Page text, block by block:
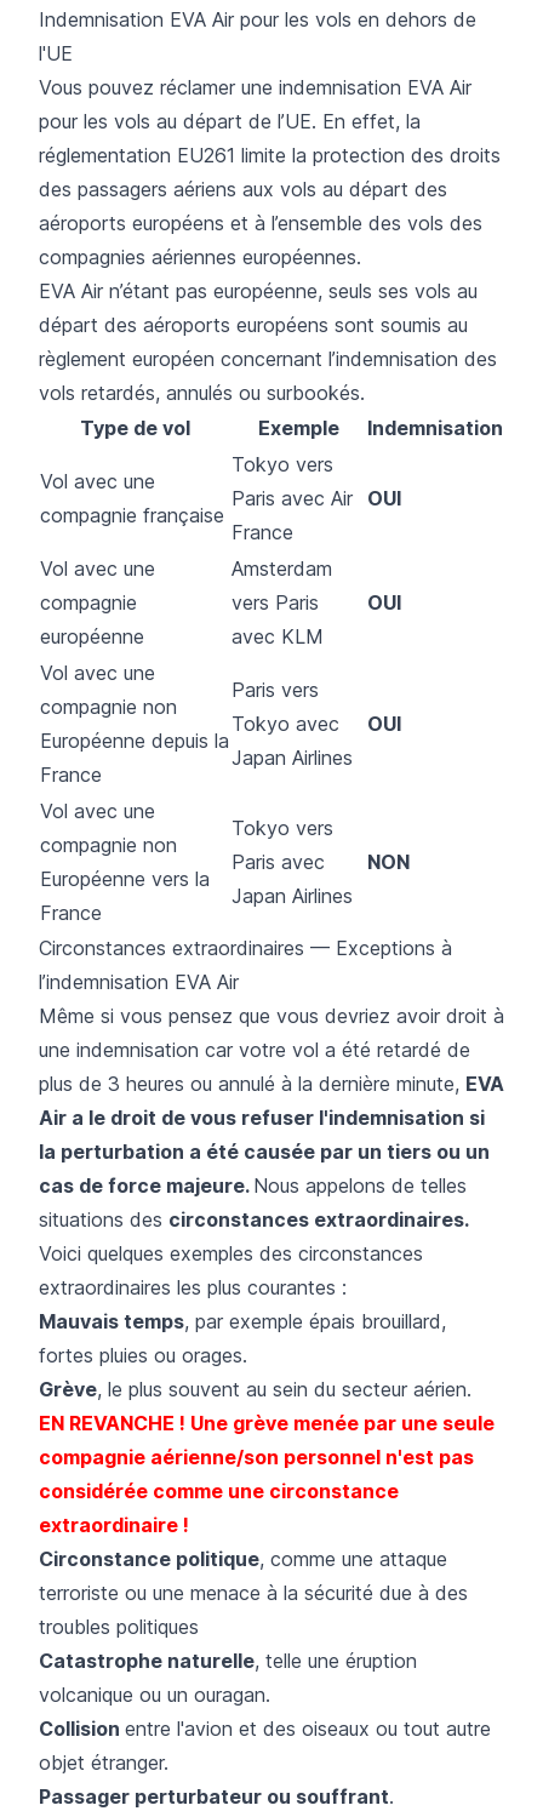
Indemnisation EVA Air pour les vols en dehors de
l'UE
Vous pouvez réclamer une indemnisation EVA Air
pour les vols au départ de l’UE. En effet, la
réglementation EU261 limite la protection des droits
des passagers aériens aux vols au départ des
aéroports européens et à l’ensemble des vols des
compagnies aériennes européennes.
EVA Air n’étant pas européenne, seuls ses vols au
départ des aéroports européens sont soumis au
règlement européen concernant l’indemnisation des
vols retardés, annulés ou surbookés.
Type de vol
Exemple Indemnisation
Vol avec une
compagnie française
Tokyo vers
Paris avec Air
France
OUI
Vol avec une
compagnie
européenne
Amsterdam
vers Paris
avec KLM
OUI
Vol avec une
compagnie non
Européenne depuis la
France
Paris vers
Tokyo avec
Japan Airlines
OUI
Vol avec une
compagnie non
Européenne vers la
France
Tokyo vers
Paris avec
Japan Airlines
NON
Circonstances extraordinaires — Exceptions à
l’indemnisation EVA Air
Même si vous pensez que vous devriez avoir droit à
une indemnisation car votre vol a été retardé de
plus de 3 heures ou annulé à la dernière minute, EVA
Air a le droit de vous refuser l'indemnisation si
la perturbation a été causée par un tiers ou un
cas de force majeure. Nous appelons de telles
situations des circonstances extraordinaires.
Voici quelques exemples des circonstances
extraordinaires les plus courantes :
Mauvais temps, par exemple épais brouillard,
fortes pluies ou orages.
Grève, le plus souvent au sein du secteur aérien.
EN REVANCHE ! Une grève menée par une seule
compagnie aérienne/son personnel n'est pas
considérée comme une circonstance
extraordinaire !
Circonstance politique, comme une attaque
terroriste ou une menace à la sécurité due à des
troubles politiques
Catastrophe naturelle, telle une éruption
volcanique ou un ouragan.
Collision entre l'avion et des oiseaux ou tout autre
objet étranger.
Passager perturbateur ou souffrant.​